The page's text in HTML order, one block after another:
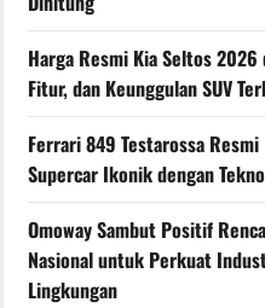
Harga Resmi Kia Seltos 2026
Fitur, dan Keunggulan SUV
Ferrari 849 Testarossa
Supercar Ikonik dengan
Omoway Sambut Positif
Nasional untuk Perkuat
Lingkungan